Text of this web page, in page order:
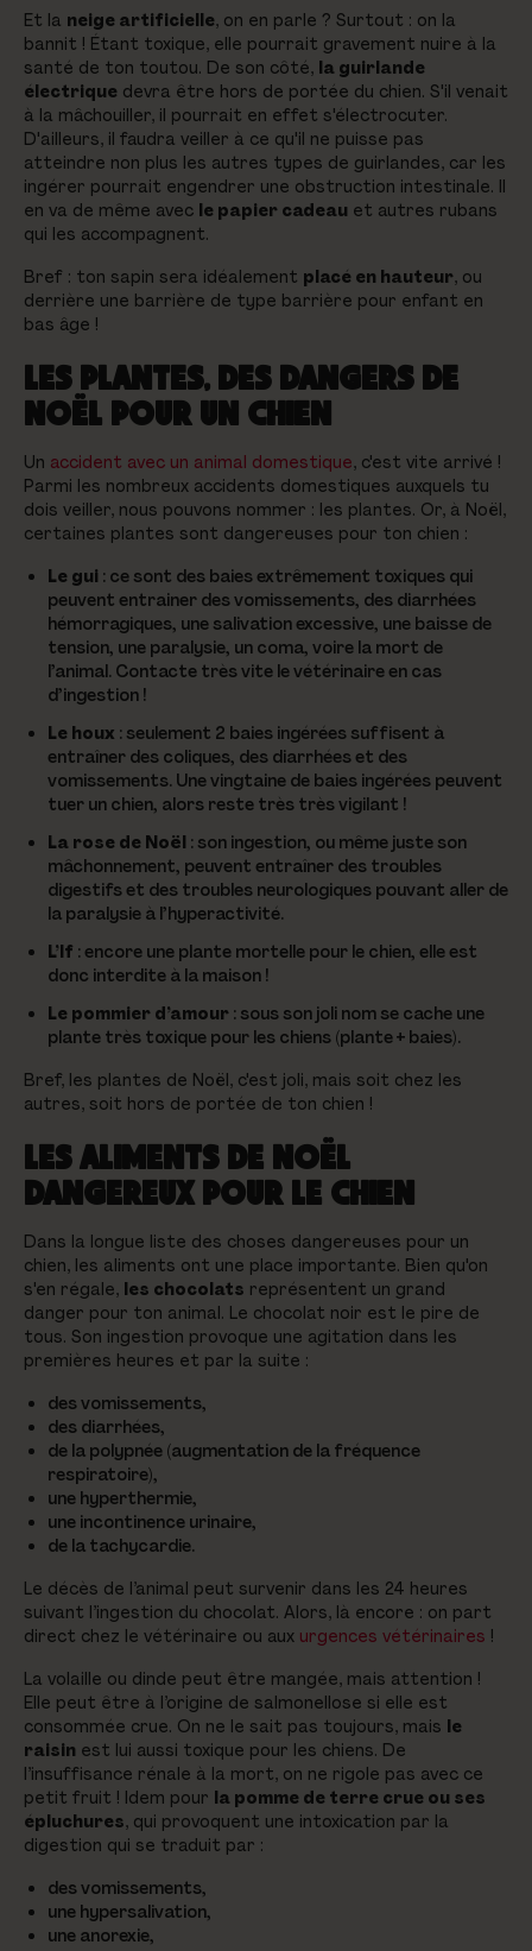
Et la neige artificielle, on en parle ? Surtout : on la
bannit ! Étant toxique, elle pourrait gravement nuire à la
santé de ton toutou. De son côté, la guirlande
électrique devra être hors de portée du chien. S'il venait
à la mâchouiller, il pourrait en effet s'électrocuter.
D'ailleurs, il faudra veiller à ce qu'il ne puisse pas
atteindre non plus les autres types de guirlandes, car les
ingérer pourrait engendrer une obstruction intestinale. Il
en va de même avec le papier cadeau et autres rubans
qui les accompagnent.
Bref : ton sapin sera idéalement placé en hauteur, ou
derrière une barrière de type barrière pour enfant en
bas âge !
LES PLANTES, DES DANGERS DE
NOËL POUR UN CHIEN
Un accident avec un animal domestique, c'est vite arrivé !
Parmi les nombreux accidents domestiques auxquels tu
dois veiller, nous pouvons nommer : les plantes. Or, à Noël,
certaines plantes sont dangereuses pour ton chien :
Le gui : ce sont des baies extrêmement toxiques qui
peuvent entrainer des vomissements, des diarrhées
hémorragiques, une salivation excessive, une baisse de
tension, une paralysie, un coma, voire la mort de
l’animal. Contacte très vite le vétérinaire en cas
d’ingestion !
Le houx : seulement 2 baies ingérées suffisent à
entraîner des coliques, des diarrhées et des
vomissements. Une vingtaine de baies ingérées peuvent
tuer un chien, alors reste très très vigilant !
La rose de Noël : son ingestion, ou même juste son
mâchonnement, peuvent entraîner des troubles
digestifs et des troubles neurologiques pouvant aller de
la paralysie à l’hyperactivité.
L’If : encore une plante mortelle pour le chien, elle est
donc interdite à la maison !
Le pommier d’amour : sous son joli nom se cache une
plante très toxique pour les chiens (plante + baies).
Bref, les plantes de Noël, c'est joli, mais soit chez les
autres, soit hors de portée de ton chien !
LES ALIMENTS DE NOËL
DANGEREUX POUR LE CHIEN
Dans la longue liste des choses dangereuses pour un
chien, les aliments ont une place importante. Bien qu'on
s'en régale, les chocolats représentent un grand
danger pour ton animal. Le chocolat noir est le pire de
tous. Son ingestion provoque une agitation dans les
premières heures et par la suite :
des vomissements,
des diarrhées,
de la polypnée (augmentation de la fréquence
respiratoire),
une hyperthermie,
une incontinence urinaire,
de la tachycardie.
Le décès de l’animal peut survenir dans les 24 heures
suivant l’ingestion du chocolat. Alors, là encore : on part
direct chez le vétérinaire ou aux urgences vétérinaires !
La volaille ou dinde peut être mangée, mais attention !
Elle peut être à l’origine de salmonellose si elle est
consommée crue. On ne le sait pas toujours, mais le
raisin est lui aussi toxique pour les chiens. De
l’insuffisance rénale à la mort, on ne rigole pas avec ce
petit fruit ! Idem pour la pomme de terre crue ou ses
épluchures, qui provoquent une intoxication par la
digestion qui se traduit par :
des vomissements,
une hypersalivation,
une anorexie,